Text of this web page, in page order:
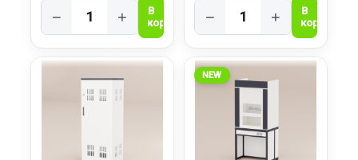
− + − +
NEW